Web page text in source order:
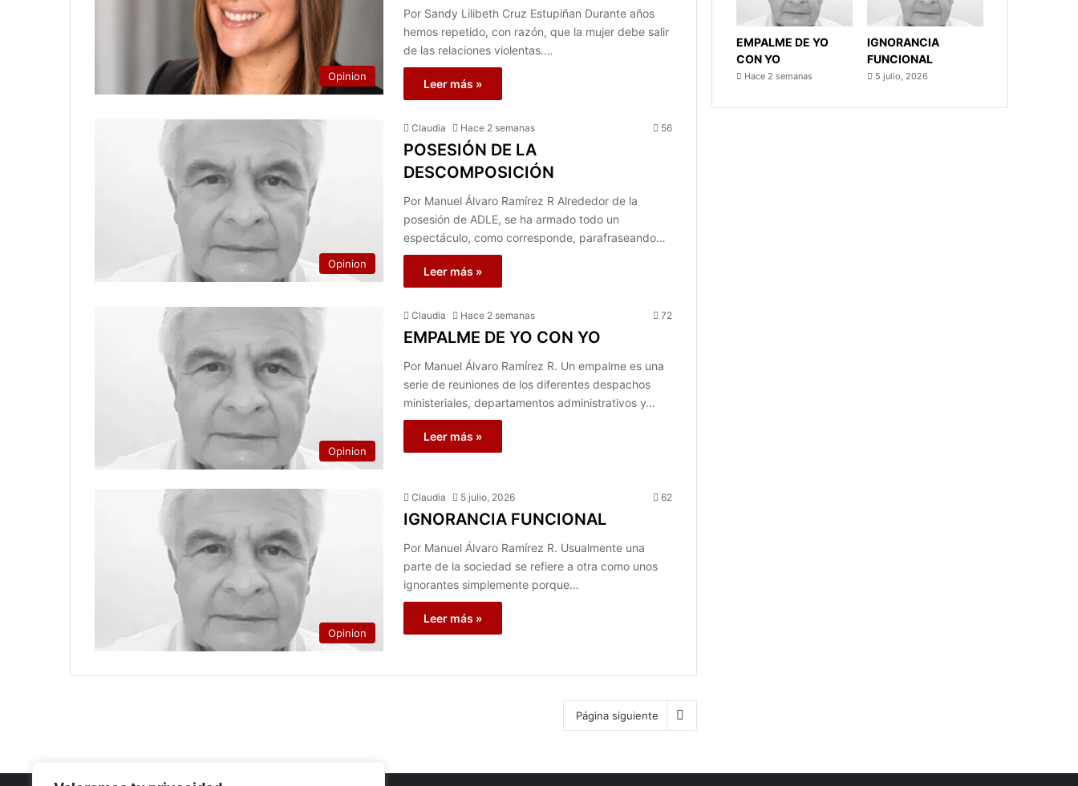
Opinion
Por Sandy Lilibeth Cruz Estupiñan Durante años
hemos repetido, con razón, que la mujer debe salir
de las relaciones violentas.…
Leer más »
Opinion
Claudia Hace 2 semanas 56
POSESIÓN DE LA
DESCOMPOSICIÓN
Por Manuel Álvaro Ramírez R Alrededor de la
posesión de ADLE, se ha armado todo un
espectáculo, como corresponde, parafraseando…
Leer más »
Opinion
Claudia Hace 2 semanas 72
EMPALME DE YO CON YO
Por Manuel Álvaro Ramírez R. Un empalme es una
serie de reuniones de los diferentes despachos
ministeriales, departamentos administrativos y…
Leer más »
Opinion
Claudia 5 julio, 2026 62
IGNORANCIA FUNCIONAL
Por Manuel Álvaro Ramírez R. Usualmente una
parte de la sociedad se refiere a otra como unos
ignorantes simplemente porque…
Leer más »
Página siguiente
EMPALME DE YO
CON YO
Hace 2 semanas
IGNORANCIA
FUNCIONAL
5 julio, 2026